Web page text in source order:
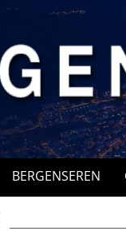
BERGENSEREN